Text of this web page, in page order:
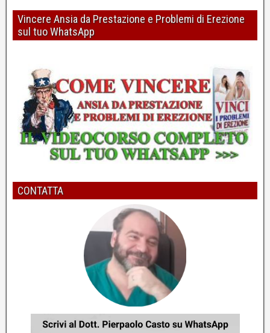
Erezioni più forti? Pulire i pensieri con la "R"
Per migliorare l'erezione bisogna risolvere il vero
6
Come potenziare l'erezione e la durata
cambiando le frequenze
Dott. Pierpaolo Casto - Psicologo e Psicoterapeuta
Vincere Ansia da Prestazione e Problemi di Erezione
sul tuo WhatsApp
CONTATTA